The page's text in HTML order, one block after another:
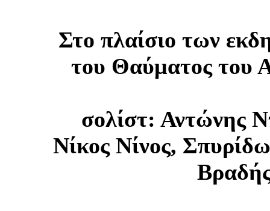
Στο πλαίσιο των
του Θαύματος του
σολίστ: Αντώνης
Νίκος Νίνος,